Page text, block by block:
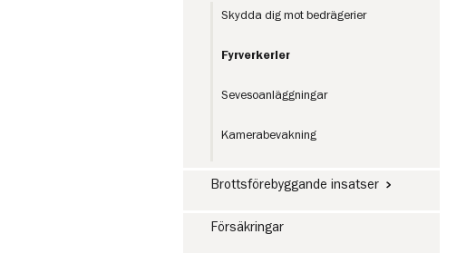
Skydda dig mot bedrägerier
Fyrverkerier
Sevesoanläggningar
Kamerabevakning
Brottsförebyggande insatser
Försäkringar